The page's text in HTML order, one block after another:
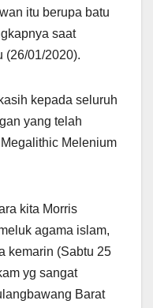
itu berupa batu
saat
(26/01/2020).
kepada seluruh
yang telah
Melenium
kita Morris
agama islam,
kemarin (Sabtu 25
yg sangat
Barat